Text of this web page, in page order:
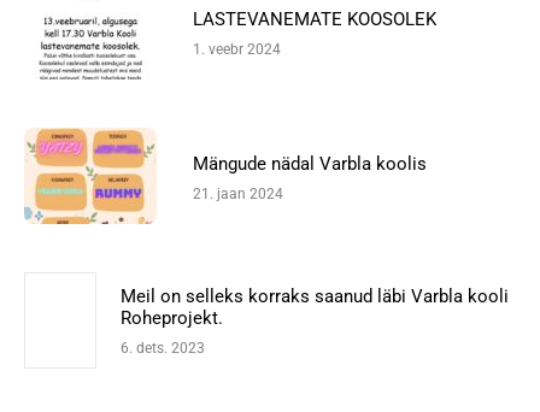
LASTEVANEMATE KOOSOLEK
1. veebr 2024
Mängude nädal Varbla koolis
21. jaan 2024
Meil on selleks korraks saanud läbi Varbla kooli
Roheprojekt.
6. dets. 2023